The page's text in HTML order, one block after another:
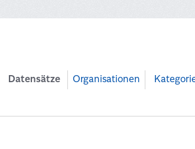
Datensätze Organisationen